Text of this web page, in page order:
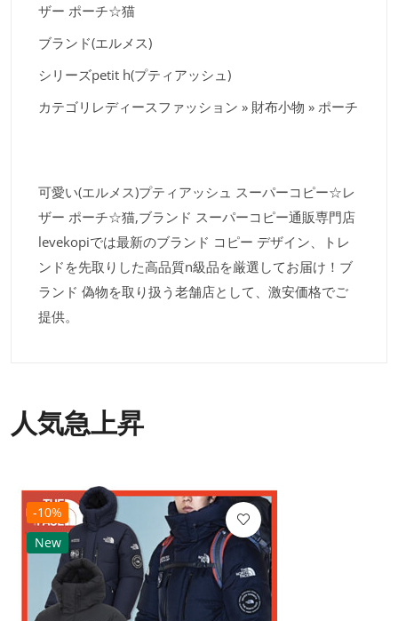
ザー ポーチ☆猫
ブランド(エルメス)
シリーズpetit h(プティアッシュ)
カテゴリレディースファッション » 財布小物 » ポーチ
可愛い(エルメス)プティアッシュ スーパーコピー☆レ
ザー ポーチ☆猫,ブランド スーパーコピー通販専門店
levekopiでは最新のブランド コピー デザイン、トレ
ンドを先取りした高品質n級品を厳選してお届け！ブ
ランド 偽物を取り扱う老舗店として、激安価格でご
提供。
人気急上昇
-10%
New